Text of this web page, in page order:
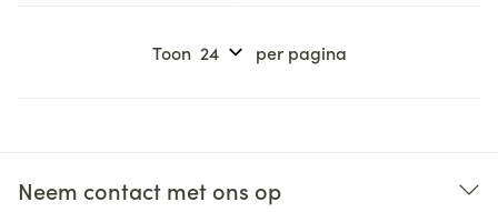
Toon per pagina
Neem contact met ons op